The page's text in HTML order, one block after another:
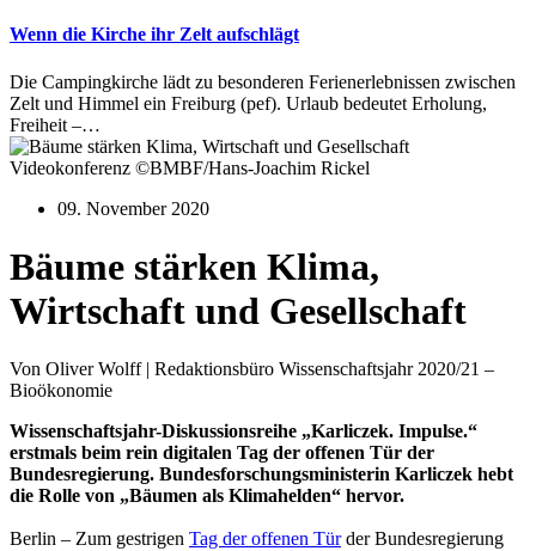
Wenn die Kirche ihr Zelt aufschlägt
Die Campingkirche lädt zu besonderen Ferienerlebnissen zwischen
Zelt und Himmel ein Freiburg (pef). Urlaub bedeutet Erholung,
Freiheit –…
Videokonferenz ©BMBF/Hans-Joachim Rickel
09. November 2020
Bäume stärken Klima,
Wirtschaft und Gesellschaft
Von Oliver Wolff | Redaktionsbüro Wissenschaftsjahr 2020/21 –
Bioökonomie
Wissenschaftsjahr-Diskussionsreihe „Karliczek. Impulse.“
erstmals beim rein digitalen Tag der offenen Tür der
Bundesregierung. Bundesforschungsministerin Karliczek hebt
die Rolle von „Bäumen als Klimahelden“ hervor.
Berlin – Zum gestrigen Tag der offenen Türder Bundesregierung